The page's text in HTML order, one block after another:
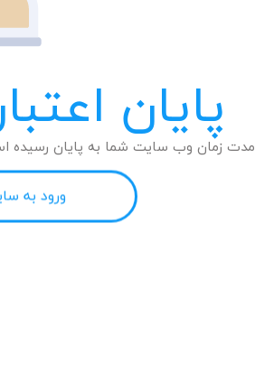
پایان
مدت زمان وب سایت شما به پایان رسیده
ورود به